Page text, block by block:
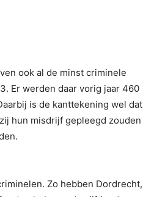
ook al de minst criminele
Er werden daar vorig jaar 460
is de kanttekening wel dat
hun misdrijf gepleegd zouden
Zo hebben Dordrecht,